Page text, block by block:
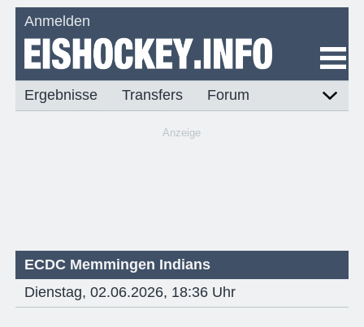
Anmelden
Ergebnisse Transfers Forum
Anzeige
ECDC Memmingen Indians
Dienstag, 02.06.2026, 18:36 Uhr